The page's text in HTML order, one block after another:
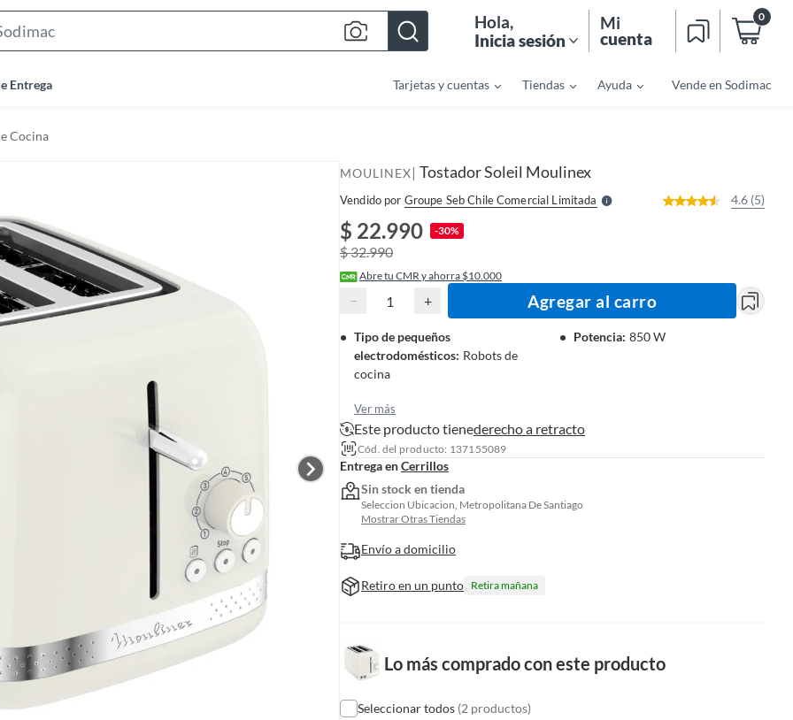
Hola,
Inicia sesión
Mi
cuenta
0
Entrega Tarjetas y cuentas Tiendas Ayuda Vende en Sodimac
Cocina
MOULINEX| Tostador Soleil Moulinex
Vendido por Groupe Seb Chile Comercial Limitada S 4.6 (5)
$ 22.990 -30%
$ 32.990
Abre tu CMR y ahorra $10.000
− + Agregar al carro
Tipo de pequeños
electrodomésticos: Robots de
cocina
Potencia: 850 W
Ver más
Este producto tienederecho a retracto
Cód. del producto: 137155089
Entrega enCerrillos
Sin stock en tienda
Seleccion Ubicacion, Metropolitana De Santiago
Mostrar Otras Tiendas
Envío a domicilio
Retiro en un punto Retira mañana
Lo más comprado con este producto
Seleccionar todos (2 productos)